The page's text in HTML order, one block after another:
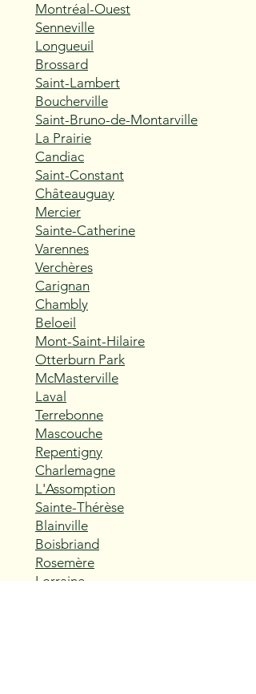
Montréal-Ouest
Senneville
Longueuil
Brossard
Saint-Lambert
Boucherville
Saint-Bruno-de-Montarville
La Prairie
Candiac
Saint-Constant
Châteauguay
Mercier
Sainte-Catherine
Varennes
Verchères
Carignan
Chambly
Beloeil
Mont-Saint-Hilaire
Otterburn Park
McMasterville
Laval
Terrebonne
Mascouche
Repentigny
Charlemagne
L'Assomption
Sainte-Thérèse
Blainville
Boisbriand
Rosemère
Lorraine